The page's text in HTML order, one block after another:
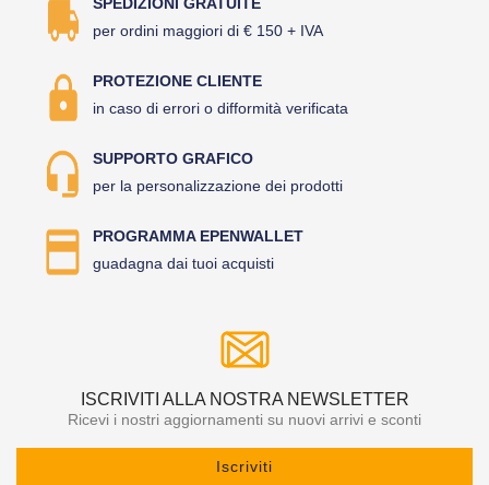
per ordini maggiori di € 150 + IVA
PROTEZIONE CLIENTE
in caso di errori o difformità verificata
SUPPORTO GRAFICO
per la personalizzazione dei prodotti
PROGRAMMA EPENWALLET
guadagna dai tuoi acquisti
ISCRIVITI ALLA NOSTRA NEWSLETTER
Ricevi i nostri aggiornamenti su nuovi arrivi e sconti
Iscriviti